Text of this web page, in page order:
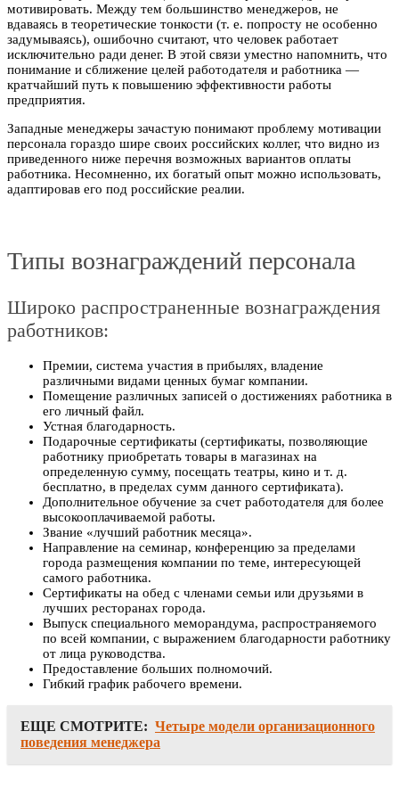
мотивировать. Между тем большинство менеджеров, не
вдаваясь в теоретические тонкости (т. е. попросту не особенно
задумываясь), ошибочно считают, что человек работает
исключительно ради денег. В этой связи уместно напомнить, что
понимание и сближение целей работодателя и работника —
кратчайший путь к повышению эффективности работы
предприятия.
Западные менеджеры зачастую понимают проблему мотивации
персонала гораздо шире своих российских коллег, что видно из
приведенного ниже перечня возможных вариантов оплаты
работника. Несомненно, их богатый опыт можно использовать,
адаптировав его под российские реалии.
Типы вознаграждений персонала
Широко распространенные вознаграждения
работников:
Премии, система участия в прибылях, владение
различными видами ценных бумаг компании.
Помещение различных записей о достижениях работника в
его личный файл.
Устная благодарность.
Подарочные сертификаты (сертификаты, позволяющие
работнику приобретать товары в магазинах на
определенную сумму, посещать театры, кино и т. д.
бесплатно, в пределах сумм данного сертификата).
Дополнительное обучение за счет работодателя для более
высокооплачиваемой работы.
Звание «лучший работник месяца».
Направление на семинар, конференцию за пределами
города размещения компании по теме, интересующей
самого работника.
Сертификаты на обед с членами семьи или друзьями в
лучших ресторанах города.
Выпуск специального меморандума, распространяемого
по всей компании, с выражением благодарности работнику
от лица руководства.
Предоставление больших полномочий.
Гибкий график рабочего времени.
ЕЩЕ СМОТРИТЕ: Четыре модели организационного
поведения менеджера